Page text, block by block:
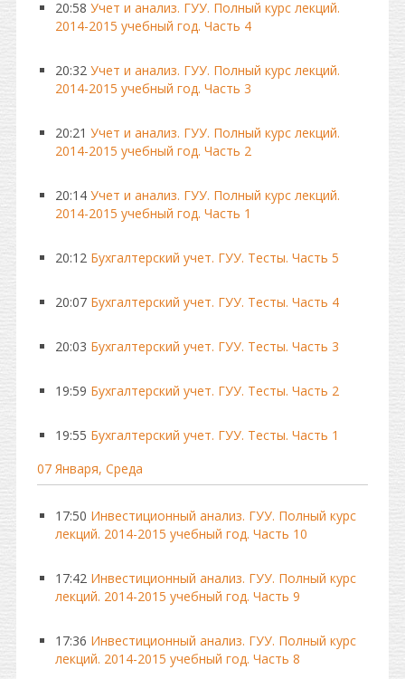
20:58 Учет и анализ. ГУУ. Полный курс лекций.
2014-2015 учебный год. Часть 4
20:32 Учет и анализ. ГУУ. Полный курс лекций.
2014-2015 учебный год. Часть 3
20:21 Учет и анализ. ГУУ. Полный курс лекций.
2014-2015 учебный год. Часть 2
20:14 Учет и анализ. ГУУ. Полный курс лекций.
2014-2015 учебный год. Часть 1
20:12 Бухгалтерский учет. ГУУ. Тесты. Часть 5
20:07 Бухгалтерский учет. ГУУ. Тесты. Часть 4
20:03 Бухгалтерский учет. ГУУ. Тесты. Часть 3
19:59 Бухгалтерский учет. ГУУ. Тесты. Часть 2
19:55 Бухгалтерский учет. ГУУ. Тесты. Часть 1
07 Января, Среда
17:50 Инвестиционный анализ. ГУУ. Полный курс
лекций. 2014-2015 учебный год. Часть 10
17:42 Инвестиционный анализ. ГУУ. Полный курс
лекций. 2014-2015 учебный год. Часть 9
17:36 Инвестиционный анализ. ГУУ. Полный курс
лекций. 2014-2015 учебный год. Часть 8